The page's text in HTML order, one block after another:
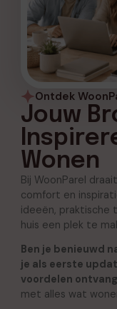
Ontdek
Jouw
Wonen
Bij WoonParel
comfort en
ideeën, praktische
huis een plek te
Ben je benieuwd
je als eerste
voordelen
met alles wat